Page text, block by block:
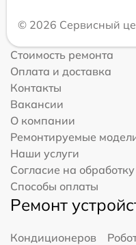
© 2026 Сервисный
Стоимость ремонта
Оплата и доставка
Контакты
Вакансии
О компании
Ремонтируемые
Наши услуги
Согласие на
Способы оплаты
Ремонт
Кондиционеров